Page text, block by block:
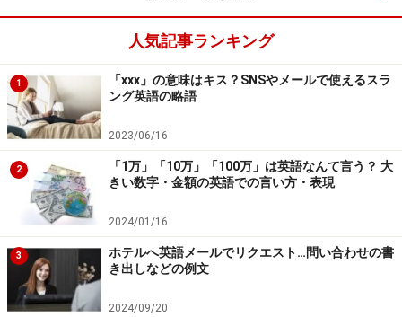
人気記事ランキング
1
「xxx」の意味はキス？SNSやメールで使えるスラ
ング英語の略語
2023/06/16
2
「1万」「10万」「100万」は英語なんて言う？ 大
きい数字・金額の英語での言い方・表現
2024/01/16
3
ホテルへ英語メールでリクエスト…問い合わせの書
き出しなどの例文
2024/09/20